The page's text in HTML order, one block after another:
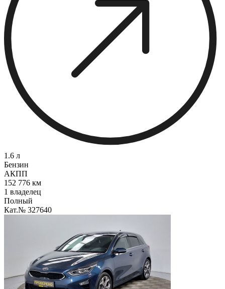
1.6 л
Бензин
АКПП
152 776 км
1 владелец
Полный
Кат.№ 327640